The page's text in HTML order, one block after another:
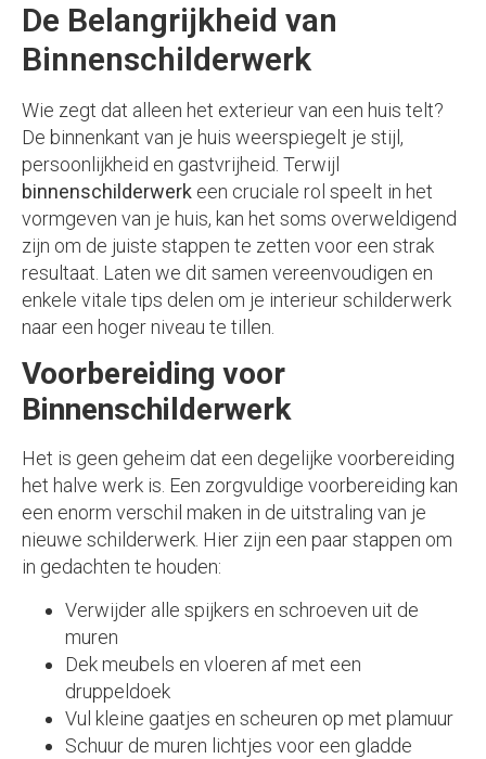
De Belangrijkheid van
Binnenschilderwerk
Wie zegt dat alleen het exterieur van een huis telt?
De binnenkant van je huis weerspiegelt je stijl,
persoonlijkheid en gastvrijheid. Terwijl
binnenschilderwerk een cruciale rol speelt in het
vormgeven van je huis, kan het soms overweldigend
zijn om de juiste stappen te zetten voor een strak
resultaat. Laten we dit samen vereenvoudigen en
enkele vitale tips delen om je interieur schilderwerk
naar een hoger niveau te tillen.
Voorbereiding voor
Binnenschilderwerk
Het is geen geheim dat een degelijke voorbereiding
het halve werk is. Een zorgvuldige voorbereiding kan
een enorm verschil maken in de uitstraling van je
nieuwe schilderwerk. Hier zijn een paar stappen om
in gedachten te houden:
Verwijder alle spijkers en schroeven uit de
muren
Dek meubels en vloeren af met een
druppeldoek
Vul kleine gaatjes en scheuren op met plamuur
Schuur de muren lichtjes voor een gladde